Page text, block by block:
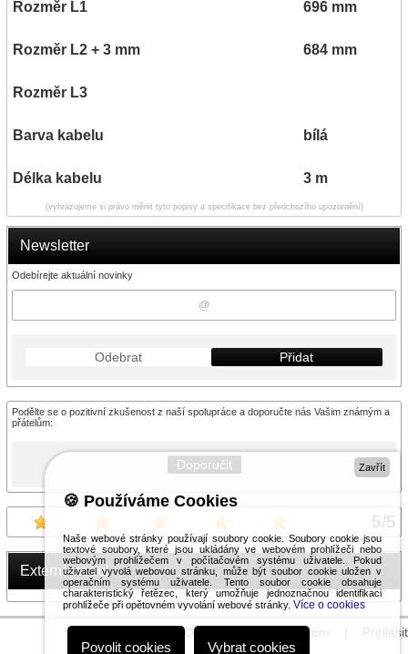
Newsletter
Odebírejte aktuální novinky
Odebrat Přidat
Podělte se o pozitivní zkušenost z naší spolupráce a doporučte nás Vašim známým a
přátelům:
Doporučit
5/5
Externí modul
Rozměr L1 696 mm
Rozměr L2 + 3 mm 684 mm
Rozměr L3
Barva kabelu bílá
Délka kabelu 3 m
(vyhrazujeme si právo měnit tyto popisy a specifikace bez předchozího upozornění)
© 2026 WEXBO | www.wexbo.com Přihlásit
Zavřít
🍪 Používáme Cookies
Naše webové stránky používají soubory cookie. Soubory cookie jsou
textové soubory, které jsou ukládány ve webovém prohlížeči nebo
webovým prohlížečem v počítačovém systému uživatele. Pokud
uživatel vyvolá webovou stránku, může být soubor cookie uložen v
operačním systému uživatele. Tento soubor cookie obsahuje
charakteristický řetězec, který umožňuje jednoznačnou identifikaci
prohlížeče při opětovném vyvolání webové stránky.Více o cookies
Povolit cookies Vybrat cookies